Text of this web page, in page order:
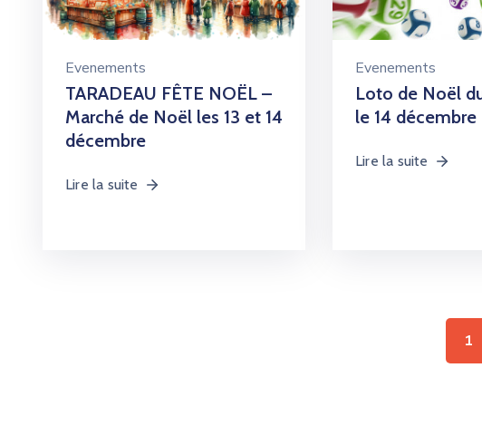
Evenements
TARADEAU FÊTE NOËL –
Marché de Noël les 13 et 14
décembre
Lire la suite
Evenements
Loto de Noël
le 14 décembre
Lire la suite
1